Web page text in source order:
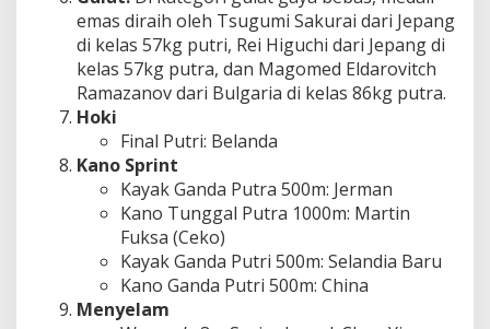
emas diraih oleh Tsugumi Sakurai dari Jepang
di kelas 57kg putri, Rei Higuchi dari Jepang di
kelas 57kg putra, dan Magomed Eldarovitch
Ramazanov dari Bulgaria di kelas 86kg putra.
Hoki
Final Putri: Belanda
Kano Sprint
Kayak Ganda Putra 500m: Jerman
Kano Tunggal Putra 1000m: Martin
Fuksa (Ceko)
Kayak Ganda Putri 500m: Selandia Baru
Kano Ganda Putri 500m: China
Menyelam